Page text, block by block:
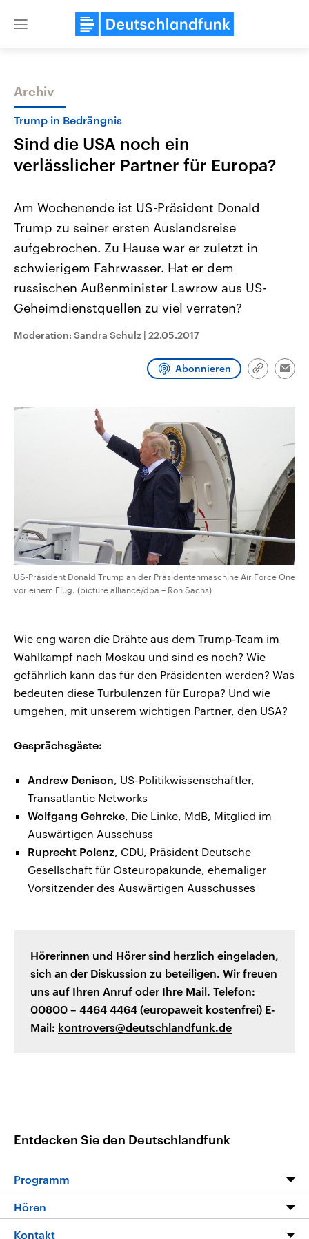
Close
Themen
Landtagswahl Sachsen-Anhalt
2026
Alle Informationen
Sachsen-Anhalt wählt am 6.
September 2026 einen neuen
Landtag. Seit 2021 wird das
Bundesland von einer Koalition aus
CDU, SPD und FDP regiert.-
Umfragen, Prognosen,
Wahlprogramme, aktuelle Berichte
und Kandidaten der anstehenden
Aktuelle Beiträge,
Hintergründe
Wirtschaftlich und
gehören die Vereinigten
den mächtigsten Ländern
mit großem Einfluss auf
Archiv
Trump in Bedrängnis
Sind die USA noch ein
verlässlicher Partner für Europa?
Am Wochenende ist US-Präsident Donald
Trump zu seiner ersten Auslandsreise
aufgebrochen. Zu Hause war er zuletzt in
schwierigem Fahrwasser. Hat er dem
russischen Außenminister Lawrow aus US-
Geheimdienstquellen zu viel verraten?
Moderation: Sandra Schulz | 22.05.2017
Abonnieren
Link
US-Präsident Donald Trump an der Präsidentenmaschine Air Force One
vor einem Flug. (picture alliance/dpa – Ron Sachs)
Wie eng waren die Drähte aus dem Trump-Team im
Wahlkampf nach Moskau und sind es noch? Wie
gefährlich kann das für den Präsidenten werden? Was
bedeuten diese Turbulenzen für Europa? Und wie
umgehen, mit unserem wichtigen Partner, den USA?
Gesprächsgäste:
Andrew Denison, US-Politikwissenschaftler,
Transatlantic Networks
Wolfgang Gehrcke, Die Linke, MdB, Mitglied im
Auswärtigen Ausschuss
Ruprecht Polenz, CDU, Präsident Deutsche
Gesellschaft für Osteuropakunde, ehemaliger
Vorsitzender des Auswärtigen Ausschusses
Hörerinnen und Hörer sind herzlich eingeladen,
sich an der Diskussion zu beteiligen. Wir freuen
uns auf Ihren Anruf oder Ihre Mail. Telefon:
00800 – 4464 4464 (europaweit kostenfrei) E-
Mail: kontrovers@deutschlandfunk.de
Entdecken Sie den Deutschlandfunk
Programm
Programm
Hören
Livestream
Kontakt